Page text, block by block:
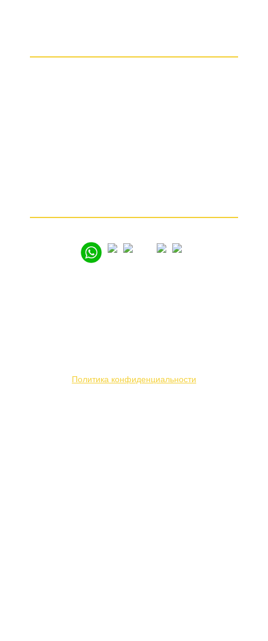
Политика конфиденциальности